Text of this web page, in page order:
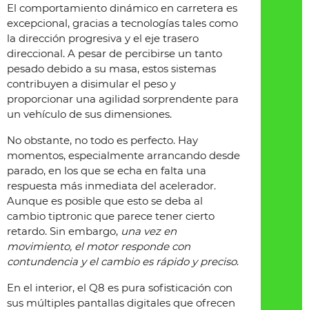
El comportamiento dinámico en carretera es
excepcional, gracias a tecnologías tales como
la dirección progresiva y el eje trasero
direccional. A pesar de percibirse un tanto
pesado debido a su masa, estos sistemas
contribuyen a disimular el peso y
proporcionar una agilidad sorprendente para
un vehículo de sus dimensiones.
No obstante, no todo es perfecto. Hay
momentos, especialmente arrancando desde
parado, en los que se echa en falta una
respuesta más inmediata del acelerador.
Aunque es posible que esto se deba al
cambio tiptronic que parece tener cierto
retardo. Sin embargo, una vez en
movimiento, el motor responde con
contundencia y el cambio es rápido y preciso.
En el interior, el Q8 es pura sofisticación con
sus múltiples pantallas digitales que ofrecen